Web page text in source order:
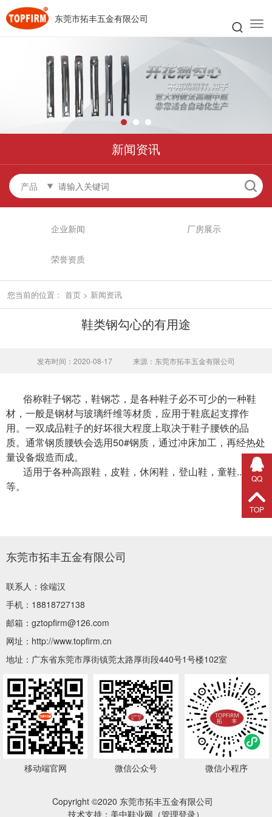
东莞市拓丰五金有限公司
新闻资讯
产品
企业新闻 厂房展示
荣誉资质
您当前的位置： 首页 > 新闻资讯
鞋类钢勾心的有用途
发布时间：2020-08-17 来源：东莞市拓丰五金有限公司
俗称鞋子钢芯，鞋钢芯，是各种鞋子必不可少的一种鞋
材，一般是钢材与玻璃纤维等材质，应用于鞋底起支撑作
用。一双成品鞋子的好坏很大程度上取决于鞋子腰铁的品
质。通常钢质腰铁会选用50#钢质，通过冲床加工，再经热处
量设备煅造而成。
适用于各种高跟鞋，皮鞋，休闲鞋，登山鞋，童鞋...等
等。
东莞市拓丰五金有限公司
联系人：徐端汉
手机：18818727138
邮箱：gztopfirm@126.com
网址：http://www.topfirm.cn
地址：广东省东莞市厚街镇莞太路厚街段440号1号楼102室
移动端官网 微信公众号 微信小程序
QQ
TOP
Copyright ©2020 东莞市拓丰五金有限公司
技术支持：美中鞋业网（管理登录）